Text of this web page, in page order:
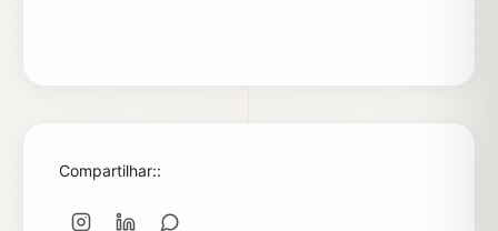
Compartilhar::